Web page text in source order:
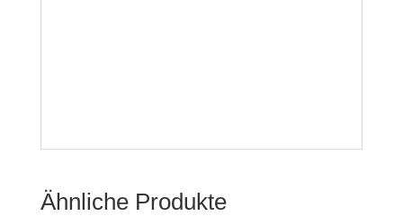
Ähnliche Produkte